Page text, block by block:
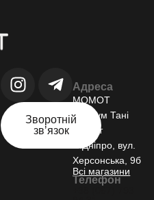
Адреса
МОМОТ
шоурум Тані
Момот
м.Дніпро, вул.
Херсонська, 9б
Всі магазини
Телефон
Зворотній
звʼязок